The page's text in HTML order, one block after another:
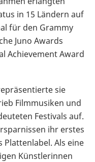
in 15 Ländern auf
für den Grammy
Juno Awards
Achievement Award
sie
Filmmusiken und
Festivals auf.
ihr erstes
Als eine
Künstlerinnen